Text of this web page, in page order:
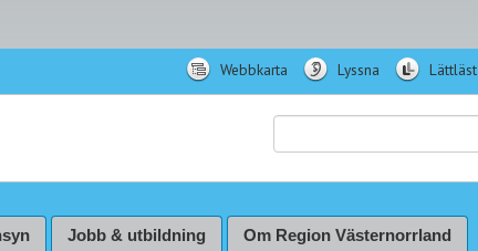
Webbkarta Lyssna Lättläst
Jobb & utbildning Om Region Västernorrland